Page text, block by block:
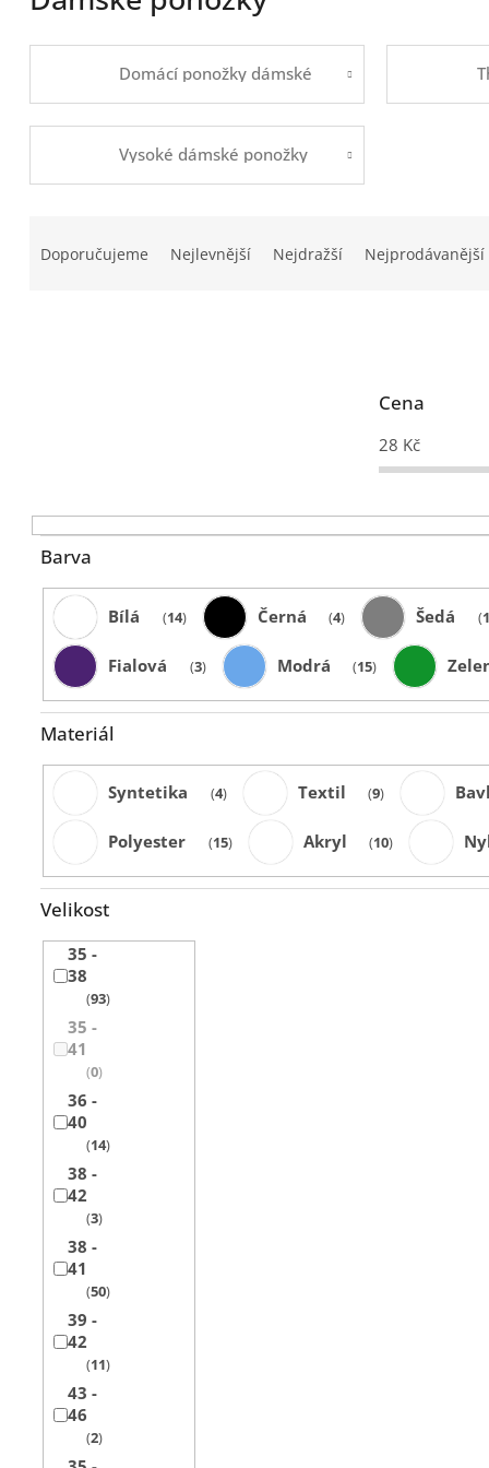
Domácí ponožky dámské
Vysoké dámské ponožky
t
ů
Doporučujeme Nejlevnější Nejdražší Nejprodávanější
Cena
28 Kč
Barva
Bílá 14 Černá 4 Šedá
Fialová 3 Modrá 15
Materiál
Syntetika 4 Textil 9
Polyester 15 Akryl 10
Velikost
35 -
38
93
35 -
41
0
36 -
40
14
38 -
42
3
38 -
41
50
39 -
42
11
43 -
46
2